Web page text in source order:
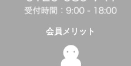
会員メリット